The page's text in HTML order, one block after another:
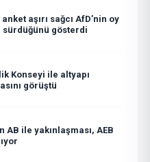
aşırı sağcı AfD’nin oy
sürdüğünü gösterdi
Konseyi ile altyapı
görüştü
AB ile yakınlaşması, AEB